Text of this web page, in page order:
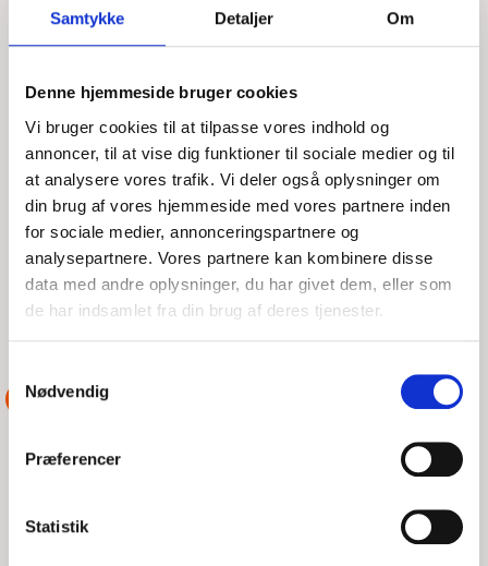
Samtykke Detaljer Om
Denne hjemmeside bruger cookies
Vi bruger cookies til at tilpasse vores indhold og
annoncer, til at vise dig funktioner til sociale medier og til
at analysere vores trafik. Vi deler også oplysninger om
din brug af vores hjemmeside med vores partnere inden
for sociale medier, annonceringspartnere og
analysepartnere. Vores partnere kan kombinere disse
data med andre oplysninger, du har givet dem, eller som
de har indsamlet fra din brug af deres tjenester.
Nødvendig
Præferencer
Statistik
MOTORBÅD MED
TOVVÆRK I SKRUEN -
MELLEM EJERSLEV OG
AMTOFT
TIR, 04/08/2026 - 08:13
Klokken er 19:05 mandag aften - grønt udkald - en motorbåd
med bl.a. 3 børn ombord, ligger mellem Ejerslev og Amtoft
med tovværk i skruen. Clemens har første
ASSISTANCE